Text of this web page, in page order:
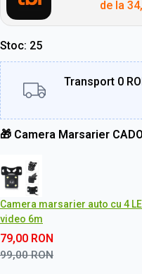
de la
Stoc 25
Transport 0
🎁 Camera Marsarier
Camera marsarier auto cu 4
video 6m
79,00 RON
99,00RON